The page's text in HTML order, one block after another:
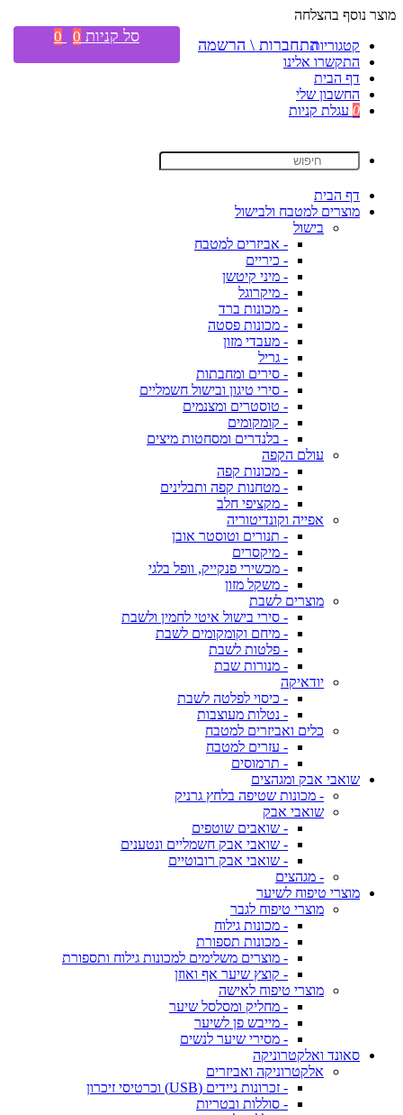
מוצר נוסף בהצלחה
קטגוריות
התקשרו אלינו
דף הבית
החשבון שלי
0 עגלת קניות
דף הבית
מוצרים למטבח ולבישול
בישול
- אביזרים למטבח
- כיריים
- מיני קיטשן
- מיקרוגל
- מכונות ברד
- מכונות פסטה
- מעבדי מזון
- גריל
- סירים ומחבתות
- סירי טיגון ובישול חשמליים
- טוסטרים ומצנמים
- קומקומים
- בלנדרים ומסחטות מיצים
עולם הקפה
- מכונות קפה
- מטחנות קפה ותבלינים
- מקציפי חלב
אפייה וקונדיטוריה
- תנורים וטוסטר אובן
- מיקסרים
- מכשירי פנקייק, וופל בלגי
- משקל מזון
מוצרים לשבת
- סירי בישול איטי לחמין ולשבת
- מיחם וקומקומים לשבת
- פלטות לשבת
- מנורות שבת
יודאיקה
- כיסוי לפלטה לשבת
- נטלות מעוצבות
כלים ואביזרים למטבח
- עזרים למטבח
- תרמוסים
שואבי אבק ומגהצים
- מכונות שטיפה בלחץ גרניק
שואבי אבק
- שואבים שוטפים
- שואבי אבק חשמליים ונטענים
- שואבי אבק רובוטיים
- מגהצים
מוצרי טיפוח לשיער
מוצרי טיפוח לגבר
- מכונות גילוח
- מכונות תספורת
- מוצרים משלימים למכונות גילוח ותספורת
- קוצץ שיער אף ואוזן
מוצרי טיפוח לאישה
- מחליק ומסלסל שיער
- מייבש פן לשיער
- מסירי שיער לנשים
סאונד ואלקטרוניקה
אלקטרוניקה ואביזרים
- זכרונות ניידים (USB) וכרטיסי זיכרון
- סוללות ובטריות
התחברות \ הרשמה סל קניות 0
0